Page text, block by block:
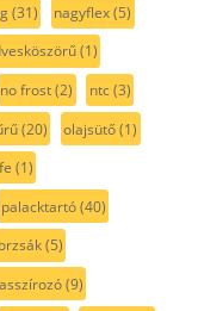
(31) nagyflex(5)
(1)
no frost(2) ntc(3)
(20) olajsütő(1)
(1)
palacktartó(40)
(5)
(9)